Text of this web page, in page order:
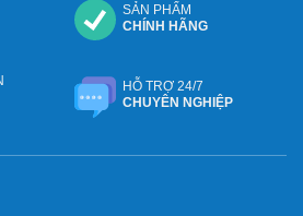
SẢN PHẨM
CHÍNH HÃNG
HỖ TRỢ 24/7
CHUYÊN NGHIỆP